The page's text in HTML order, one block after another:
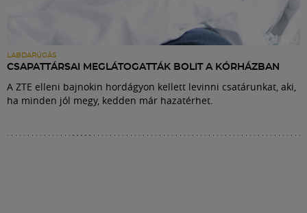
LABDARÚGÁS
CSAPATTÁRSAI MEGLÁTOGATTÁK BOLIT A KÓRHÁZBAN
A ZTE elleni bajnokin hordágyon kellett levinni csatárunkat, aki,
ha minden jól megy, kedden már hazatérhet.